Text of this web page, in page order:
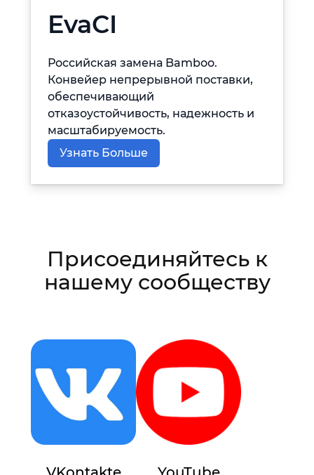
EvaCI
Российская замена Bamboo.
Конвейер непрерывной поставки,
обеспечивающий
отказоустойчивость, надежность и
масштабируемость.
Узнать Больше
Присоединяйтесь к
нашему сообществу